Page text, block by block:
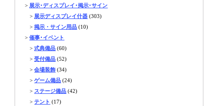
> 展示･ディスプレイ･掲示･サイン
> 展示ディスプレイ什器 (303)
>掲示・サイン用品 (10)
>催事･イベント
>式典備品 (60)
>受付備品 (52)
>会場装飾 (34)
>ゲーム備品 (24)
> ステージ備品 (42)
>テント (17)